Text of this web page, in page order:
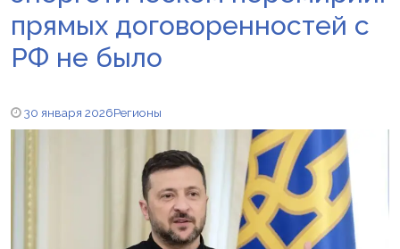
прямых договоренностей с
РФ не было
30 января 2026Регионы